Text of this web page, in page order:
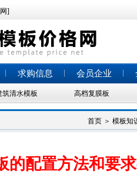
]
求购信息 会员企业
筑清水模板 高档复膜板
首页 ＞ 模板知
的配置方法和要